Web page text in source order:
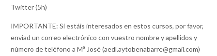
Twitter (5h)
IMPORTANTE: Si estáis interesados en estos cursos, por favor,
enviad un correo electrónico con vuestro nombre y apellidos y
número de teléfono a Mª José (aedl.aytobenabarre@gmail.com)